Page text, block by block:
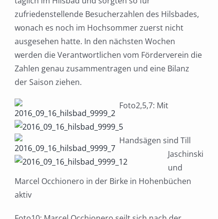
zufriedenstellende Besucherzahlen des Hilsbades,
wonach es noch im Hochsommer zuerst nicht
ausgesehen hatte. In den nächsten Wochen
werden die Verantwortlichen vom Förderverein die
Zahlen genau zusammentragen und eine Bilanz
der Saison ziehen.
Foto2,5,7: Mit
Handsägen sind Till
Jaschinski
und
Marcel Occhionero in der Birke in Hohenbüchen
aktiv